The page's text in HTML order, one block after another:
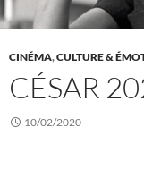
CINÉMA,CULTURE &
CÉSAR
10/02/2020